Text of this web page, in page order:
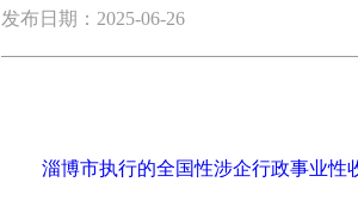
发布日期：2025-06-26
淄博市执行的全国性涉企行政事业性